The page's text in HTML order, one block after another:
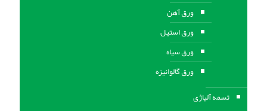
ورق آهن
ورق استیل
ورق سیاه
ورق گالوانیزه
تسمه آلیاژی